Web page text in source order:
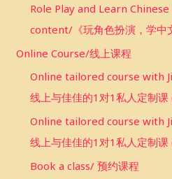
Role Play and Learn
content/《玩角色扮演，学中
Online Course/线上课程
Online tailored course with
线上与佳佳的1对1私人定制课
Online tailored course with
线上与佳佳的1对1私人定制课
Book a class/ 预约课程